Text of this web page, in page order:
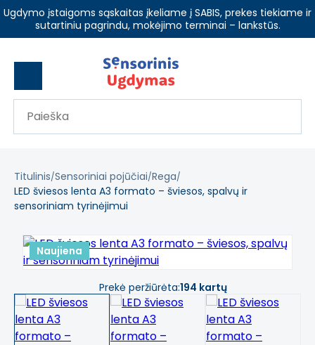
Ugdymo įstaigoms sąskaitas įkeliame į SABIS, prekes tiekiame ir
sutartiniu pagrindu, mokėjimo terminai – lankstūs.
Titulinis Sensoriniai pojūčiai Rega
LED šviesos lenta A3 formato – šviesos, spalvų ir
sensoriniam tyrinėjimui
Naujiena
Previous Next
Prekė peržiūrėta:194 kartų